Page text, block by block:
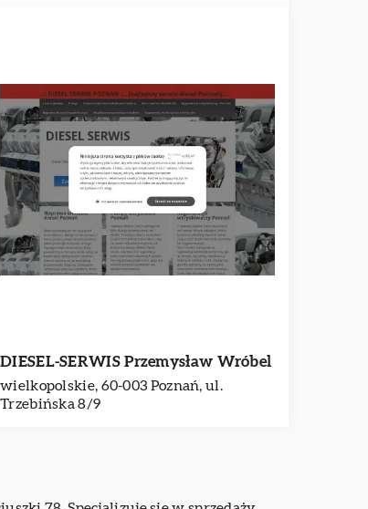
DIESEL-SERWIS Przemysław Wróbel
wielkopolskie, 60-003 Poznań, ul.
Trzebińska 8/9